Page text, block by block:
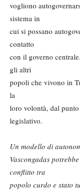
vogliono
sistema in
cui si possano
contatto
con il governo
gli altri
popoli che vivono in
la
loro volontà, dal
legislativo.
Un modello di
Vascongadas
conflitto tra
popolo curdo e stato